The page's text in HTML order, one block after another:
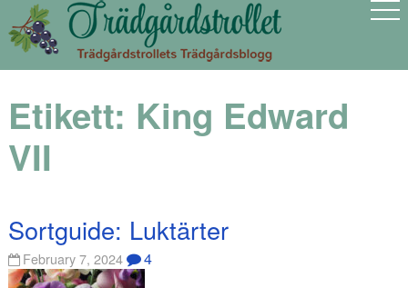
Etikett: King Edward
VII
Sortguide: Luktärter
February 7, 2024 4